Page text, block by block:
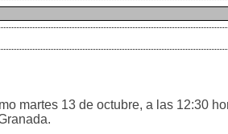
martes 13 de octubre, a las 12:30